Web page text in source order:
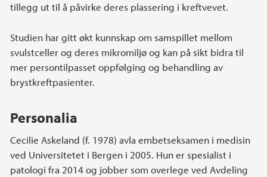
tillegg ut til å påvirke deres plassering i kreftvevet.
Studien har gitt økt kunnskap om samspillet mellom
svulstceller og deres mikromiljø og kan på sikt bidra til
mer persontilpasset oppfølging og behandling av
brystkreftpasienter.
Personalia
Cecilie Askeland (f. 1978) avla embetseksamen i medisin
ved Universitetet i Bergen i 2005. Hun er spesialist i
patologi fra 2014 og jobber som overlege ved Avdeling